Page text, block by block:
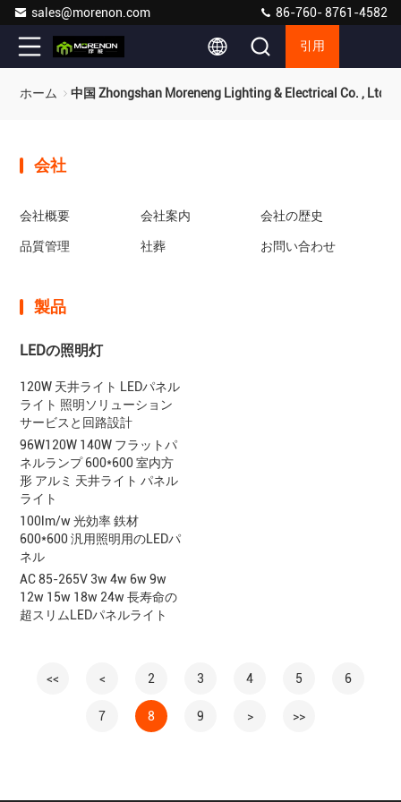
sales@morenon.com 86-760- 8761-4582
引用
ホーム 中国 Zhongshan Moreneng Lighting & Electrical Co. , Ltd.
会社
会社概要 会社案内 会社の歴史
品質管理 社葬 お問い合わせ
製品
LEDの照明灯
120W 天井ライト LEDパネル
ライト 照明ソリューション
サービスと回路設計
96W120W 140W フラットパ
ネルランプ 600*600 室内方
形 アルミ 天井ライト パネル
ライト
100lm/w 光効率 鉄材
600*600 汎用照明用のLEDパ
ネル
AC 85-265V 3w 4w 6w 9w
12w 15w 18w 24w 長寿命の
超スリムLEDパネルライト
<< < 2 3 4 5 6
7 8 9 > >>